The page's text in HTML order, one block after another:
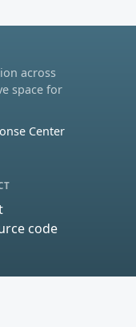
across
space for
Center
code